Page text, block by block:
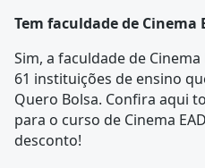
Tem faculdade de Cinema
Sim, a faculdade de
61 instituições de ensino
Quero Bolsa. Confira aqui
para o curso de Cinema
desconto!